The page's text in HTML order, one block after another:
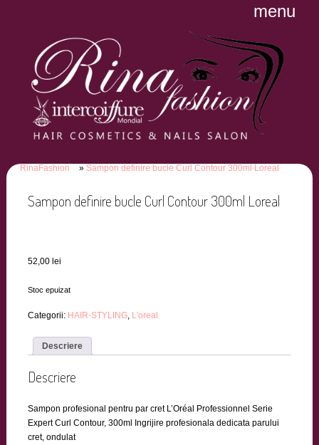
menu
RinaFashion Sampon definire bucle Curl Contour 300ml Loreal
Sampon definire bucle Curl Contour 300ml Loreal
52,00 lei
Stoc epuizat
Categorii: HAIR-STYLING, L'oreal
Descriere
Descriere
Sampon profesional pentru par cret L’Oréal Professionnel Serie
Expert Curl Contour, 300ml Ingrijire profesionala dedicata parului
cret, ondulat